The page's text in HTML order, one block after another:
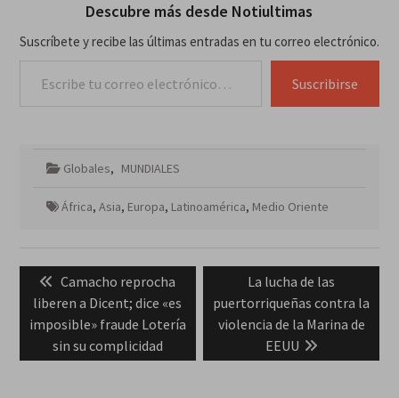
Descubre más desde Notiultimas
Suscríbete y recibe las últimas entradas en tu correo electrónico.
Suscribirse
Globales, MUNDIALES
África, Asia, Europa, Latinoamérica, Medio Oriente
Navegación
entradas
Previous
post:
Camacho reprocha
liberen a Dicent; dice «es
imposible» fraude Lotería
sin su complicidad
Next
post:
La lucha de las
puertorriqueñas contra la
violencia de la Marina de
EEUU